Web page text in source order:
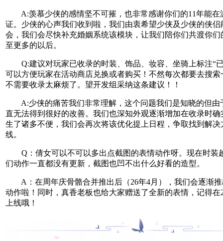
A:羡慕少侠的感情坚不可摧，也非常感谢你们的11年能在
证。少侠的心声我们收到啦，我们由衷希望少侠及少侠的侠侣
会，我们会尽快补充婚姻系统该模块，让我们陪你们共渡你们
至更多的以后。
Q:建议对玩家已收录的时装、饰品、妆容、坐骑上标注“
可以方便玩家在活动商店兑换或者购买！不然每次都要去搜索
不需要收录太麻烦了。望开发组采纳这条建议！！
A:少侠的痛苦我们非常理解，这个问题我们是知晓的但由
直无法得到很好的改善。我们也深知外观逐渐增加在收录时确
生了诸多不便，我们会再次将该优化提上日程，争取找到解决
线。
Q：倩女可以不可以多出点截图的表情动作呀。现在时装
们动作一直都没有更新，截图也凹不出什么好看的造型。
A：在周年庆骨骼合并推出后（26年4月），我们会逐渐推
动作啦！同时，真香老板也给大家赠送了全新的表情，记得在
上线哦！